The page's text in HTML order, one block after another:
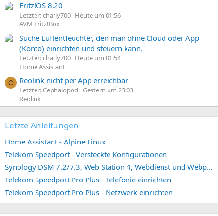
Fritz!OS 8.20
Letzter: charly700 Heute um 01:56
AVM Fritz!Box
Suche Luftentfeuchter, den man ohne Cloud oder App
(Konto) einrichten und steuern kann.
Letzter: charly700 Heute um 01:54
Home Assistant
C Reolink nicht per App erreichbar
Letzter: Cephalopod
Gestern um 23:03
Reolink
Letzte Anleitungen
Home Assistant - Alpine Linux
Telekom Speedport - Versteckte Konfigurationen
Synology DSM 7.2/7.3, Web Station 4, Webdienst und Webportal erstellen (ehemals vHost)
Telekom Speedport Pro Plus - Telefonie einrichten
Telekom Speedport Pro Plus - Netzwerk einrichten